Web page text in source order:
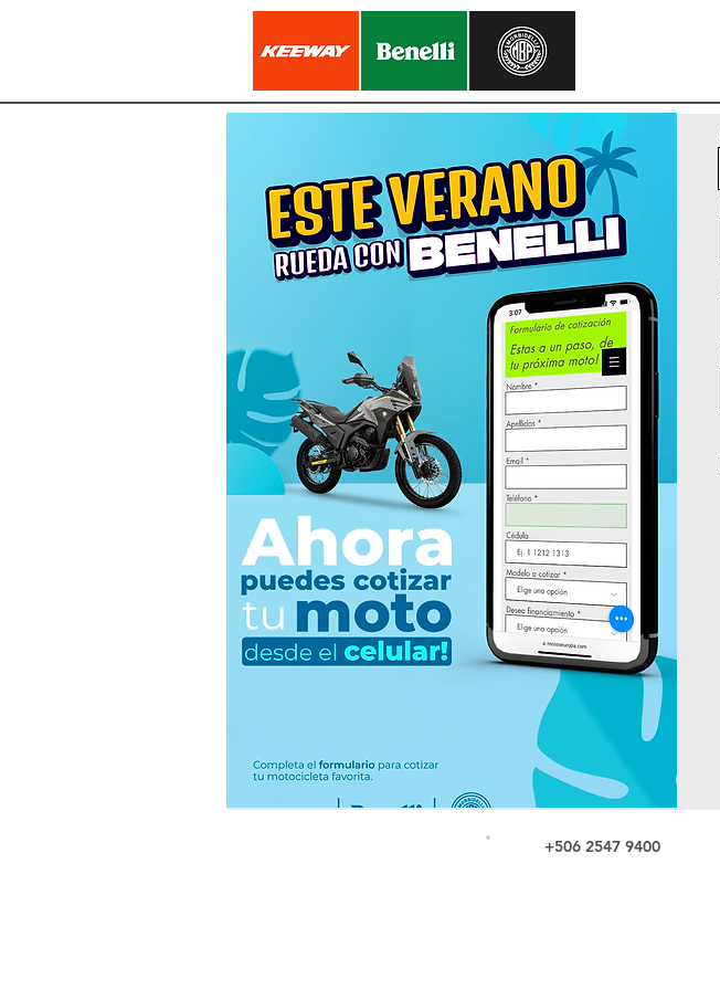
Formulario de cotización
Estas a un paso,
de tu próxima
moto!
+506 2547 9400